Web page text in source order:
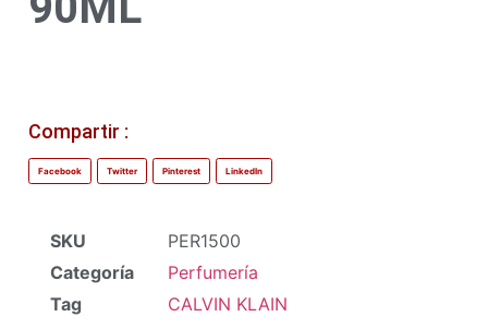
Compartir :
Facebook Twitter Pinterest LinkedIn
SKU
PER1500
Categoría
Perfumería
Tag
CALVIN KLAIN